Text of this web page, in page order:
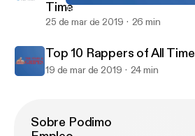
Top 10 Rappers of All Time
The Stars & Gripes
Time
25 de mar de 2019 26 min
Top 10 Rappers of All Time
19 de mar de 2019 24 min
Sobre Podimo